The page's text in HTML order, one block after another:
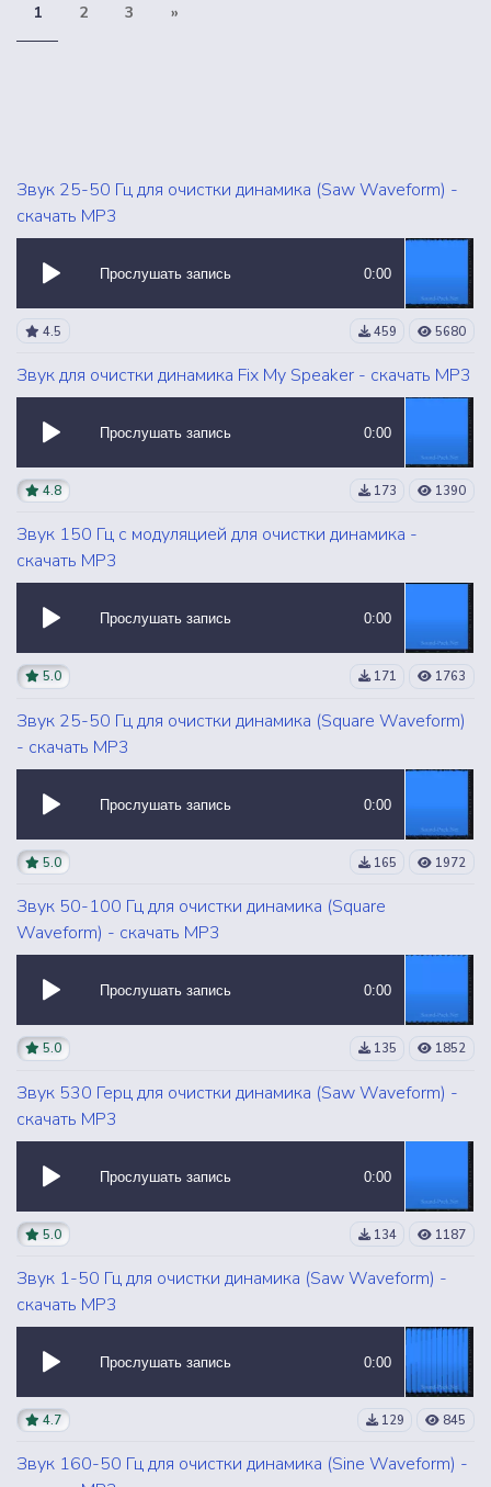
1 2 3 »
Звук 25-50 Гц для очистки динамика (Saw Waveform) -
скачать MP3
Прослушать запись 0:00
4.5 459 5680
Звук для очистки динамика Fix My Speaker - скачать MP3
Прослушать запись 0:00
4.8 173 1390
Звук 150 Гц с модуляцией для очистки динамика -
скачать MP3
Прослушать запись 0:00
5.0 171 1763
Звук 25-50 Гц для очистки динамика (Square Waveform)
- скачать MP3
Прослушать запись 0:00
5.0 165 1972
Звук 50-100 Гц для очистки динамика (Square
Waveform) - скачать MP3
Прослушать запись 0:00
5.0 135 1852
Звук 530 Герц для очистки динамика (Saw Waveform) -
скачать MP3
Прослушать запись 0:00
5.0 134 1187
Звук 1-50 Гц для очистки динамика (Saw Waveform) -
скачать MP3
Прослушать запись 0:00
4.7 129 845
Звук 160-50 Гц для очистки динамика (Sine Waveform) -